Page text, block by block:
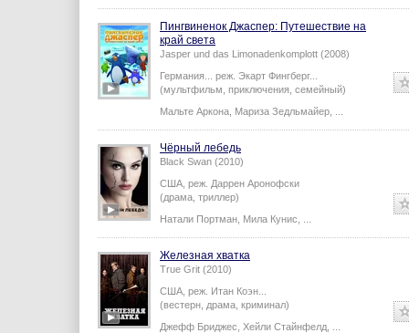
Пингвиненок Джаспер: Путешествие на
край света
Jasper und das Limonadenkomplott (2008)
Германия... реж. Экарт Фингберг...
(мультфильм, приключения, семейный)
Мальте Аркона Мариза Зедльмайер
Чёрный лебедь
Black Swan (2010)
США, реж. Даррен Аронофски
(драма, триллер)
Натали Портман Мила Кунис
Железная хватка
True Grit (2010)
США, реж. Итан Коэн
(вестерн, драма, криминал)
Джефф Бриджес Хейли Стайнфелд